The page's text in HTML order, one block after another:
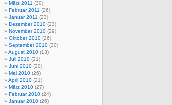
März 2011 (30)
Februar 2011 (26)
Januar 2011 (23)
Dezember 2010 (23)
November 2010 (29)
Oktober 2010 (26)
September 2010 (30)
August 2010 (13)
Juli 2010 (21)
Juni 2010 (20)
Mai 2010 (26)
April 2010 (21)
März 2010 (27)
Februar 2010 (24)
Januar 2010 (26)